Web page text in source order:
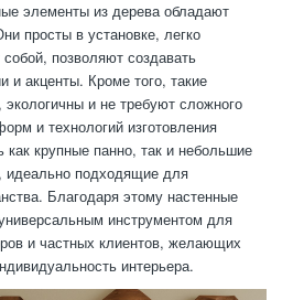
элементы из дерева обладают
просты в установке, легко
позволяют создавать
и акценты. Кроме того, такие
и не требуют сложного
и технологий изготовления
как крупные панно, так и небольшие
идеально подходящие для
Благодаря этому настенные
инструментом для
и частных клиентов, желающих
интерьера.